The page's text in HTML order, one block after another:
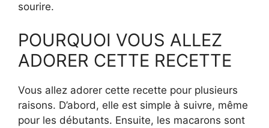
sourire.
POURQUOI VOUS ALLEZ
ADORER CETTE RECETTE
Vous allez adorer cette recette pour plusieurs
raisons. D’abord, elle est simple à suivre, même
pour les débutants. Ensuite, les macarons sont